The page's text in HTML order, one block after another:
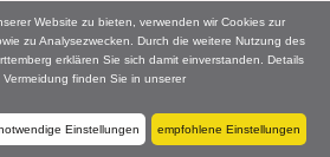
Website zu bieten, verwenden wir Cookies zur
zu Analysezwecken. Durch die weitere Nutzung des
erklären Sie sich damit einverstanden. Details
finden Sie in unserer
Einstellungen empfohlene Einstellungen